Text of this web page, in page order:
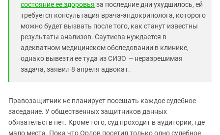
состояние ее здоровья за последние дни ухудшилось, ей
требуется консультация врача-эндокринолога, которого
можно будет вызвать после того, как станут известны
результаты анализов. Саутиева нуждается в
адекватном медицинском обследовании в клинике,
однако вывезти ее туда из СИЗО —неразрешимая
задача, заявил 8 апреля адвокат.
Правозащитник не планирует посещать каждое судебное
заседание. У общественных защитников данных
обязательств нет. Кроме того, суд проходит в аудитории, где
мало места. Пока что Орлов посетил только одно судебное